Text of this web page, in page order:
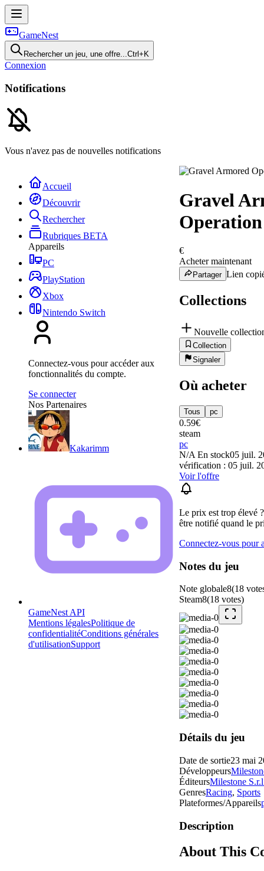
GameNest
Rechercher un jeu, une offre...Ctrl+K
Connexion
Notifications
Vous n'avez pas de nouvelles notifications
Accueil
Découvrir
Rechercher
Rubriques BETA
Appareils
PC
PlayStation
Xbox
Nintendo Switch
Connectez-vous pour accéder aux
fonctionnalités du compte.
Se connecter
Nos Partenaires
Kakarimm
GameNest API
Mentions légalesPolitique de
confidentialitéConditions générales
d'utilisationSupport
Gravel
Operation
€
Acheter maintenant
Partager Lien
Collections
Nouvelle
Collection
Signaler
Où acheter
Tous pc
0.59€
steam
pc
N/A En stock05 juil.
vérification : 05 juil.
Voir l'offre
Le prix est trop élevé
être notifié quand le
Connectez-vous pour
Notes du jeu
Note globale8(18
Steam8(18 votes)
Détails du jeu
Date de sortie23 mai
Développeurs
ÉditeursMilestone
GenresRacing, Sports
Plateformes/Appareils
Description
About This